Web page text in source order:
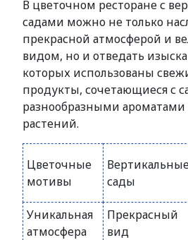
В цветочном ресторане с
садами можно не только
прекрасной атмосферой и
видом, но и отведать
которых использованы
продукты, сочетающиеся с
разнообразными ароматами
растений.
Цветочные
мотивы
сады
Уникальная
атмосфера
Прекрасный
вид